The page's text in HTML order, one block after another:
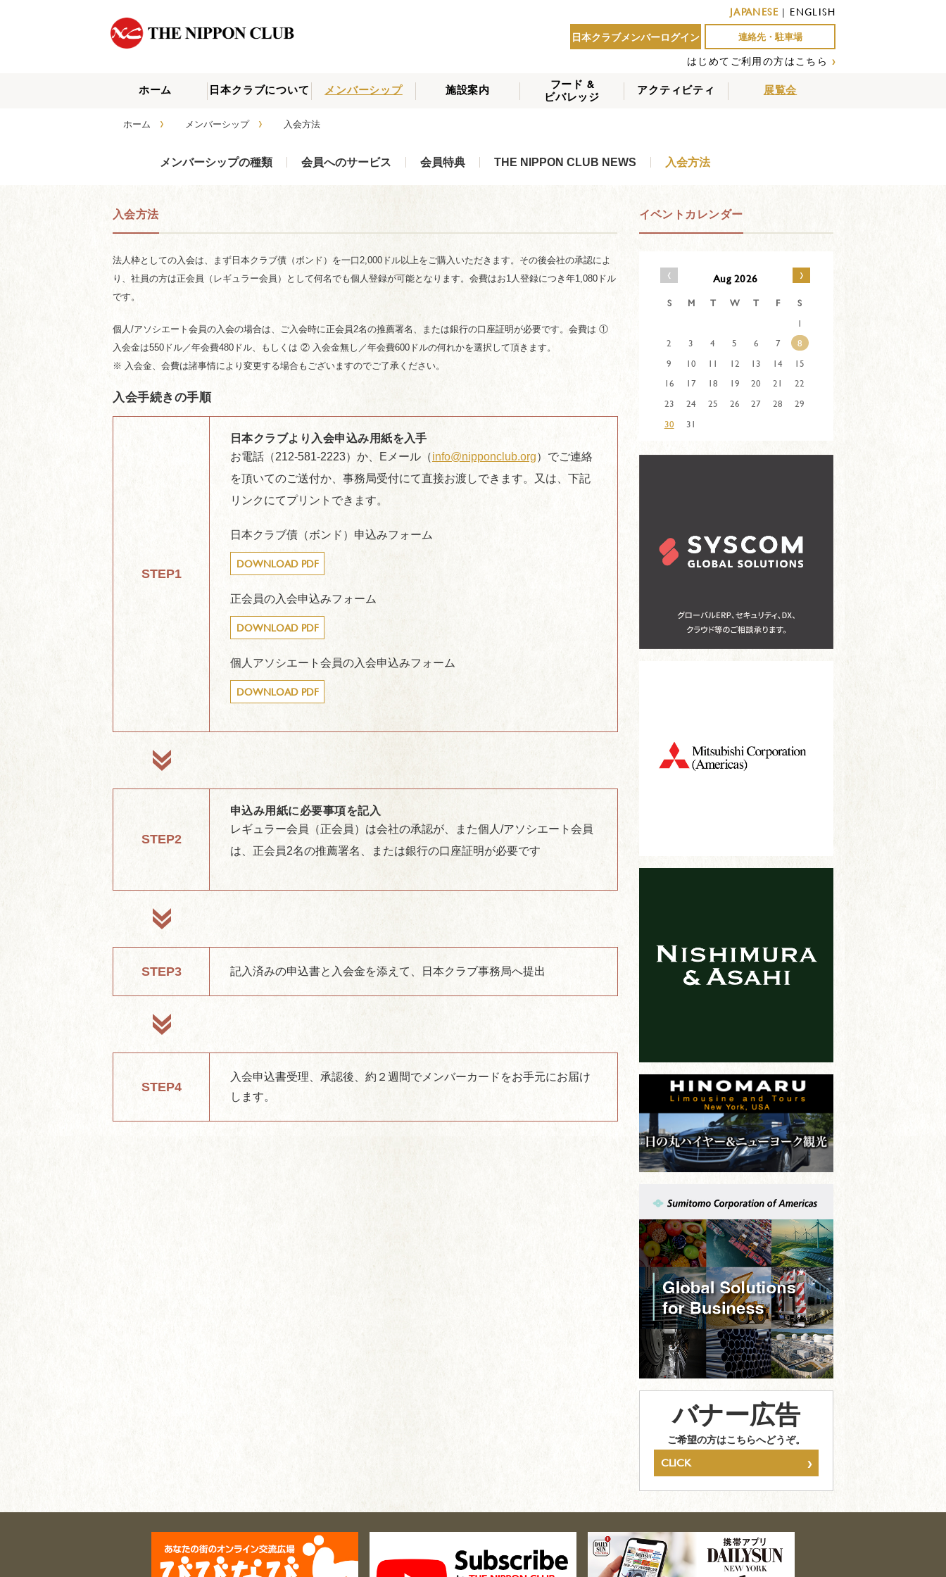
JAPANESE| ENGLISH
日本クラブメンバーログイン
連絡先・駐車場
はじめてご利用の方はこちら ›
ホーム
日本クラブについて メンバーシップ
メンバーシップの種
THE NIPPON CLUB
施設案内
フード &
ビバレッジ
アクティビティ 展覧会
ホーム › メンバーシップ › 入会方法
メンバーシップの種類 会員へのサービス 会員特典 THE NIPPON CLUB NEWS 入会方法
入会方法
法人枠としての入会は、まず日本クラブ債（ボンド）を一口2,000ドル以上をご購入いただきます。その後会社の承認によ
り、社員の方は正会員（レギュラー会員）として何名でも個人登録が可能となります。会費はお1人登録につき年1,080ドル
です。
個人/アソシエート会員の入会の場合は、ご入会時に正会員2名の推薦署名、または銀行の口座証明が必要です。会費は ①
入会金は550ドル／年会費480ドル、もしくは ② 入会金無し／年会費600ドルの何れかを選択して頂きます。
※ 入会金、会費は諸事情により変更する場合もございますのでご了承ください。
入会手続きの手順
STEP1
日本クラブより入会申込み用紙を入手
お電話（212-581-2223）か、Eメール（info@nipponclub.org）でご連絡
を頂いてのご送付か、事務局受付にて直接お渡しできます。又は、下記
リンクにてプリントできます。
日本クラブ債（ボンド）申込みフォーム
DOWNLOAD PDF
正会員の入会申込みフォーム
DOWNLOAD PDF
個人アソシエート会員の入会申込みフォーム
DOWNLOAD PDF
STEP2
申込み用紙に必要事項を記入
レギュラー会員（正会員）は会社の承認が、また個人/アソシエート会員
は、正会員2名の推薦署名、または銀行の口座証明が必要です
STEP3 記入済みの申込書と入会金を添えて、日本クラブ事務局へ提出
STEP4
入会申込書受理、承認後、約２週間でメンバーカードをお手元にお届け
します。
イベントカレンダー
‹ Aug 2026 ›
S M T W T F
S
1
2
3 4 5 6 7
8
9
10 11 12 13 14
15
16
17 18 19 20 21
22
23
24 25 26 27 28
29
30
31
バナー広告
ご希望の方はこちらへどうぞ。
CLICK ›